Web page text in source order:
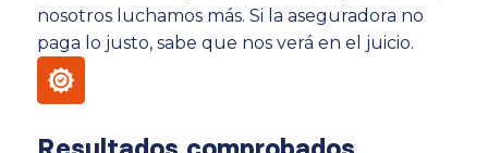
nosotros luchamos más. Si la aseguradora no
paga lo justo, sabe que nos verá en el juicio.